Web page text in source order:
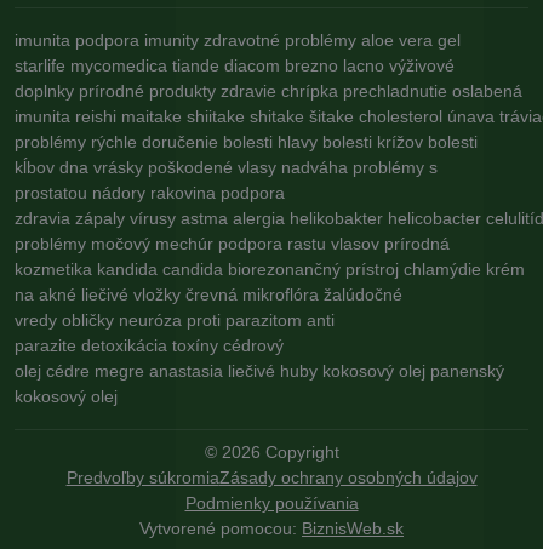
imunita podpora imunity zdravotné problémy aloe vera gel
starlife mycomedica tiande diacom brezno lacno výživové
doplnky prírodné produkty zdravie chrípka prechladnutie oslabená
imunita reishi maitake shiitake shitake šitake cholesterol únava
problémy rýchle doručenie bolesti hlavy bolesti krížov bolesti
kĺbov dna vrásky poškodené vlasy nadváha problémy s
prostatou nádory rakovina podpora
zdravia zápaly vírusy astma alergia helikobakter helicobacter
problémy močový mechúr podpora rastu vlasov prírodná
kozmetika kandida candida biorezonančný prístroj chlamýdie krém
na akné liečivé vložky črevná mikroflóra žalúdočné
vredy obličky neuróza proti parazitom anti
parazite detoxikácia toxíny cédrový
olej cédre megre anastasia liečivé huby kokosový olej panenský
kokosový olej
© 2026 Copyright
Predvoľby súkromiaZásady ochrany osobných údajov
Podmienky používania
Vytvorené pomocou: BiznisWeb.sk